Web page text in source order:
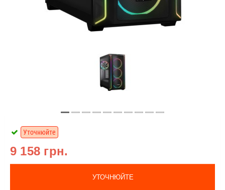
9 158 грн.
Уточнюйте
УТОЧНЮЙТЕ